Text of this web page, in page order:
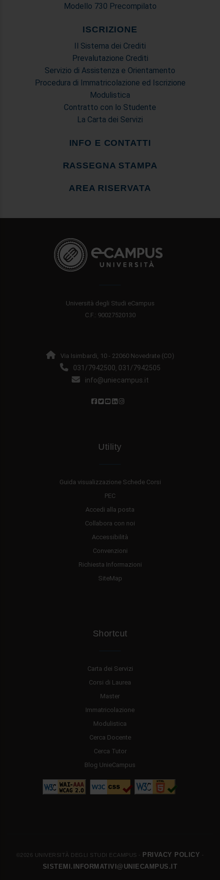
Modello 730 Precompilato
ISCRIZIONE
Il Sistema dei Crediti
Prevalutazione Crediti
Servizio di Assistenza e Orientamento
Procedura di Immatricolazione ed Iscrizione
Modulistica
Contratto con lo Studente
La Carta dei Servizi
INFO E CONTATTI
RASSEGNA STAMPA
AREA RISERVATA
Università degli Studi eCampus
C.F.: 90027520130
Via Isimbardi, 10 - 22060 Novedrate (CO)
031/7942500, 031/7942505
info@uniecampus.it
Utility
Guida visualizzazione Schede Corsi
PEC
Accedi alla posta
Collabora con noi
Accessibilità
Convenzioni
Richiesta Informazioni
SiteMap
Shortcut
Carta dei Servizi
Corsi di Laurea
Master
Immatricolazione
Modulistica
Cerca Docente
Cerca Tutor
Blog UnieCampus
©2026 UNIVERSITÀ DEGLI STUDI ECAMPUS - PRIVACY POLICY -
SISTEMI.INFORMATIVI@UNIECAMPUS.IT